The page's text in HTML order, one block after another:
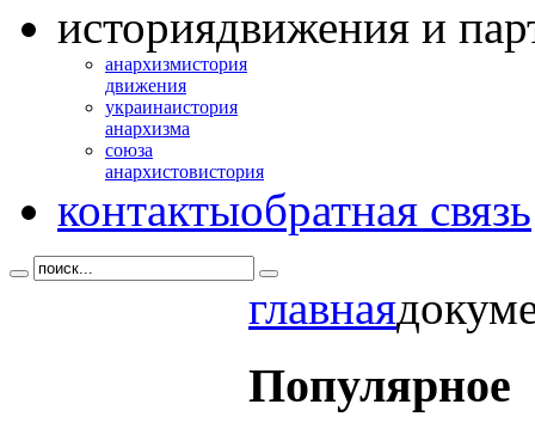
историядвижения и
анархизмистория
движения
украинаистория
анархизма
союза
анархистовистория
контактыобратная связь
главная
Популярное